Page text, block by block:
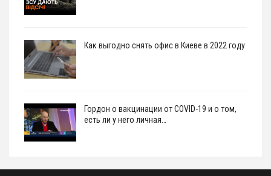
Как выгодно снять офис в Киеве в 2022 году
Гордон о вакцинации от COVID-19 и о том,
есть ли у него личная…